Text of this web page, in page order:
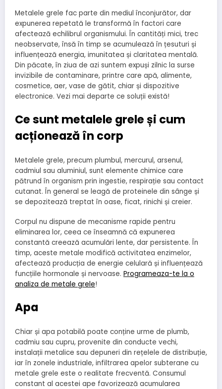
Metalele grele fac parte din mediul înconjurător, dar
expunerea repetată le transformă în factori care
afectează echilibrul organismului. În cantități mici, trec
neobservate, însă în timp se acumulează în țesuturi și
influențează energia, imunitatea și claritatea mentală.
Din păcate, în ziua de azi suntem expuși zilnic la surse
invizibile de contaminare, printre care apă, alimente,
cosmetice, aer, vase de gătit, chiar și dispozitive
electronice. Vezi mai departe ce soluții există!
Ce sunt metalele grele și cum
acționează în corp
Metalele grele, precum plumbul, mercurul, arsenul,
cadmiul sau aluminiul, sunt elemente chimice care
pătrund în organism prin ingestie, respirație sau contact
cutanat. În general se leagă de proteinele din sânge și
se depozitează treptat în oase, ficat, rinichi și creier.
Corpul nu dispune de mecanisme rapide pentru
eliminarea lor, ceea ce înseamnă că expunerea
constantă creează acumulări lente, dar persistente. În
timp, aceste metale modifică activitatea enzimelor,
afectează producția de energie celulară și influențează
funcțiile hormonale și nervoase. Programeaza-te la o
analiza de metale grele!
Apa
Chiar și apa potabilă poate conține urme de plumb,
cadmiu sau cupru, provenite din conducte vechi,
instalații metalice sau depuneri din rețelele de distribuție,
iar în zonele industriale, infiltrarea apelor subterane cu
metale grele este o realitate frecventă. Consumul
constant al acestei ape favorizează acumularea